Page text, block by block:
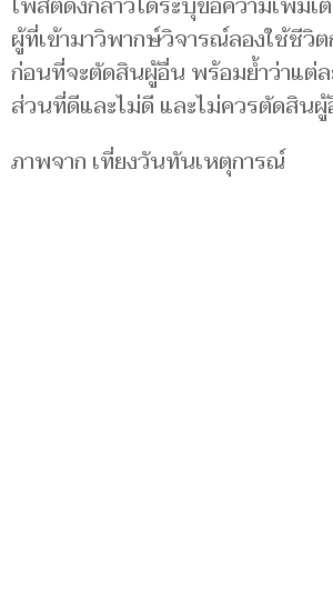
ผู้ที่เข้ามาวิพากษ์วิจารณ์ลองใช้ชีวิต
ก่อนที่จะตัดสินผู้อื่น พร้อมย้ำว่าแต่
ส่วนที่ดีและไม่ดี และไม่ควรตัดสิน
ภาพจาก เที่ยงวันทันเหตุการณ์